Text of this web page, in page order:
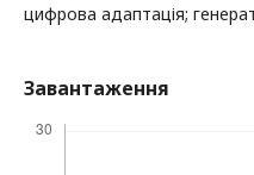
цифрова адаптація;
Завантаження